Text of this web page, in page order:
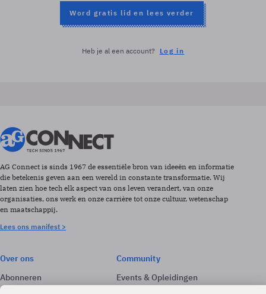
Word gratis lid en lees verder
Heb je al een account? Log in
AG Connect is sinds 1967 de essentiële bron van ideeën en informatie
die betekenis geven aan een wereld in constante transformatie. Wij
laten zien hoe tech elk aspect van ons leven verandert, van onze
organisaties, ons werk en onze carrière tot onze cultuur, wetenschap
en maatschappij.
Lees ons manifest >
Over ons
Abonneren
Adverteren
Community
Events & Opleidingen